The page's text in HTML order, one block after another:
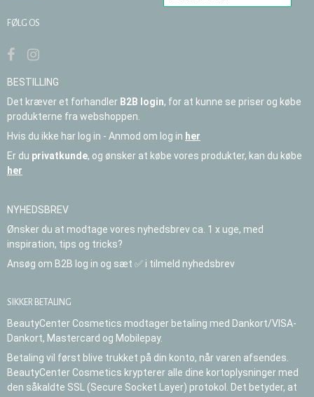
FØLG OS
BESTILLING
Det kræver et forhandler B2B login, for at kunne se priser og købe
produkterne fra webshoppen.
Hvis du ikke har log in - Anmod om log in her
Er du privatkunde, og ønsker at købe vores produkter, kan du købe
her
NYHEDSBREV
Ønsker du at modtage vores nyhedsbrev ca. 1 x uge, med
inspiration, tips og tricks?
Ansøg om B2B log in og sæt ✅ i tilmeld nyhedsbrev
SIKKER BETALING
BeautyCenter Cosmetics modtager betaling med Dankort/VISA-
Dankort, Mastercard og Mobilepay.
Betaling vil først blive trukket på din konto, når varen afsendes.
BeautyCenter Cosmetics krypterer alle dine kortoplysninger med
den såkaldte SSL (Secure Socket Layer) protokol. Det betyder, at